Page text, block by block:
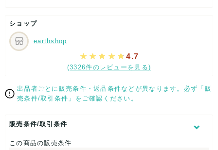
本当にひどいのも入る可能性がありますので、超格安にしてお
ります。
こちらは、人気ブランド「ZARA ザラ」のトップス ボトムスの
アソートになります。
とかには向いているかも
ショップ
earthshop
4.7
(3326件のレビューを見る)
出品者ごとに販売条件・返品条件などが異なります。必ず「販
売条件/取引条件」をご確認ください。
販売条件/取引条件
この商品の販売条件